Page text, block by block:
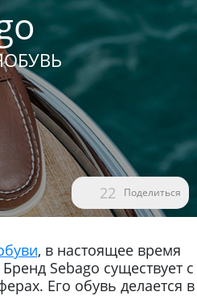
22 Поделиться
, в настоящее время
Sebago существует с
Его обувь делается в